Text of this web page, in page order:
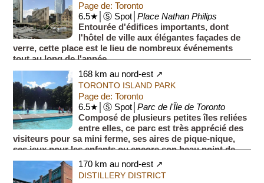
Page de: Toronto
6.5★│Ⓢ Spot│Place Nathan Philips
Entourée d'édifices importants, dont
l'hôtel de ville aux élégantes façades de
verre, cette place est le lieu de nombreux événements
tout au long de l'année.
En hiver, la place accueille un...
168 km au nord-est ↗
TORONTO ISLAND PARK
Page de: Toronto
6.5★│Ⓢ Spot│Parc de l'Île de Toronto
Composé de plusieurs petites îles reliées
entre elles, ce parc est très apprécié des
visiteurs pour sa mini ferme, ses aires de pique-nique,
ses jeux pour les enfants ou encore son beau point de
vu...
170 km au nord-est ↗
DISTILLERY DISTRICT